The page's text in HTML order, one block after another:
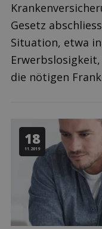
Gesetz
Situation, etwa
die nötigen
18
11.2019